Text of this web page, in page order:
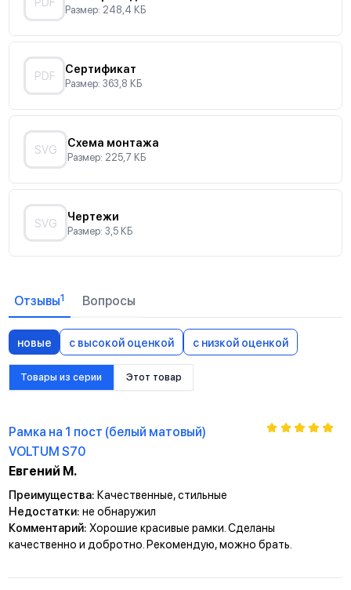
Размер: 248,4 КБ
PDF
Сертификат
Размер: 363,8 КБ
SVG
Схема монтажа
Размер: 225,7 КБ
SVG
Чертежи
Размер: 3,5 КБ
Отзывы1 Вопросы
новые с высокой оценкой с низкой оценкой
Товары из серии Этот товар
Рамка на 1 пост (белый матовый)
VOLTUM S70
Евгений М.
Преимущества: Качественные, стильные
Недостатки: не обнаружил
Комментарий: Хорошие красивые рамки. Сделаны
качественно и добротно. Рекомендую, можно брать.